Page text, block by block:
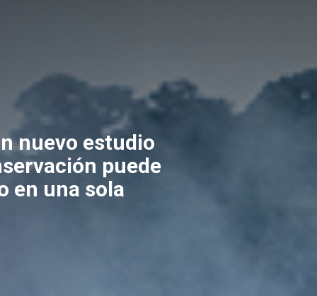
nuevo estudio
puede
en una sola